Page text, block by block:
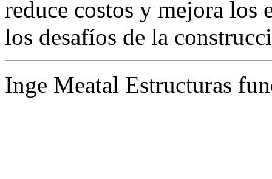
reduce costos y mejora los
los desafíos de la
Inge Meatal Estructuras